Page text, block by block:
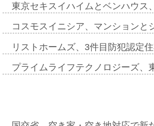
東京セキスイハイムとベンハウ
コスモスイニシア、マンション
リストホームズ、3件目防犯認定
プライムライフテクノロジーズ